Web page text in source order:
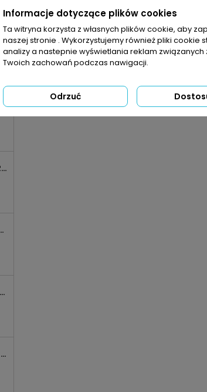
BAKTERIE DO OCZKA WODNEGO FEMANGA BUBBLE BIO START 1000 ML
PODWÓJNY ZAWÓR CHIHIROS DOUBLE TAP 12/16→16/22 Z REDUKCJĄ 12→16 MM
60 ML CZARNY
TERRARIO ERUSA TROPICAL UVB 5.0 ŻARÓWKA SPIRALNA 13W - IDEALNA DO TROPIKALNYCH TERRARIÓW
FILTR WEWNĘTRZNY GĄBKOWY KRUGER MEIER AEROTWIN BIO S Z BIOFILTRACJĄ
Informacje dotyczące plików cookies
Ta witryna korzysta z własnych plików cookie, aby
naszej stronie . Wykorzystujemy również pliki cookie
analizy a nastepnie wyświetlania reklam
Twoich zachowań podczas nawigacji.
Odrzuć